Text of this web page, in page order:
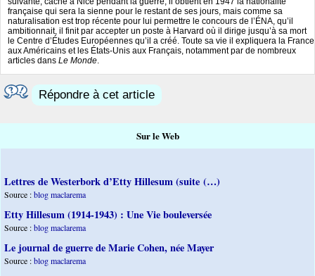
française qui sera la sienne pour le restant de ses jours, mais comme sa
naturalisation est trop récente pour lui permettre le concours de l’ÉNA, qu’il
ambitionnait, il finit par accepter un poste à Harvard où il dirige jusqu’à sa mort
le Centre d’Études Européennes qu’il a créé. Toute sa vie il expliquera la France
aux Américains et les États-Unis aux Français, notamment par de nombreux
articles dans Le Monde
Répondre à cet article
Sur le Web
Lettres de Westerbork d’Etty Hillesum (suite (…)
Source :blog maclarema
Etty Hillesum (1914-1943) : Une Vie bouleversée
Source :blog maclarema
Le journal de guerre de Marie Cohen, née Mayer
Source :blog maclarema